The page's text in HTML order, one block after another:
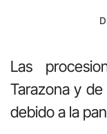
Las
Tarazona y
debido a la